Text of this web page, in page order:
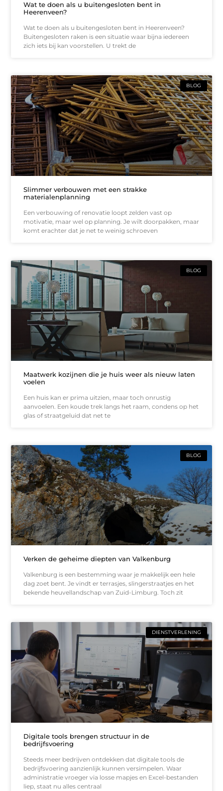
Wat te doen als u buitengesloten bent in
Heerenveen?
Wat te doen als u buitengesloten bent in Heerenveen?
Buitengesloten raken is een situatie waar bijna iedereen
zich iets bij kan voorstellen. U trekt de
BLOG
Slimmer verbouwen met een strakke
materialenplanning
Een verbouwing of renovatie loopt zelden vast op
motivatie, maar wel op planning. Je wilt doorpakken, maar
komt erachter dat je net te weinig schroeven
BLOG
Maatwerk kozijnen die je huis weer als nieuw laten
voelen
Een huis kan er prima uitzien, maar toch onrustig
aanvoelen. Een koude trek langs het raam, condens op het
glas of straatgeluid dat net te
BLOG
Verken de geheime diepten van Valkenburg
Valkenburg is een bestemming waar je makkelijk een hele
dag zoet bent. Je vindt er terrasjes, slingerstraatjes en het
bekende heuvellandschap van Zuid-Limburg. Toch zit
DIENSTVERLENING
Digitale tools brengen structuur in de
bedrijfsvoering
Steeds meer bedrijven ontdekken dat digitale tools de
bedrijfsvoering aanzienlijk kunnen versimpelen. Waar
administratie vroeger via losse mapjes en Excel-bestanden
liep, staat nu alles centraal